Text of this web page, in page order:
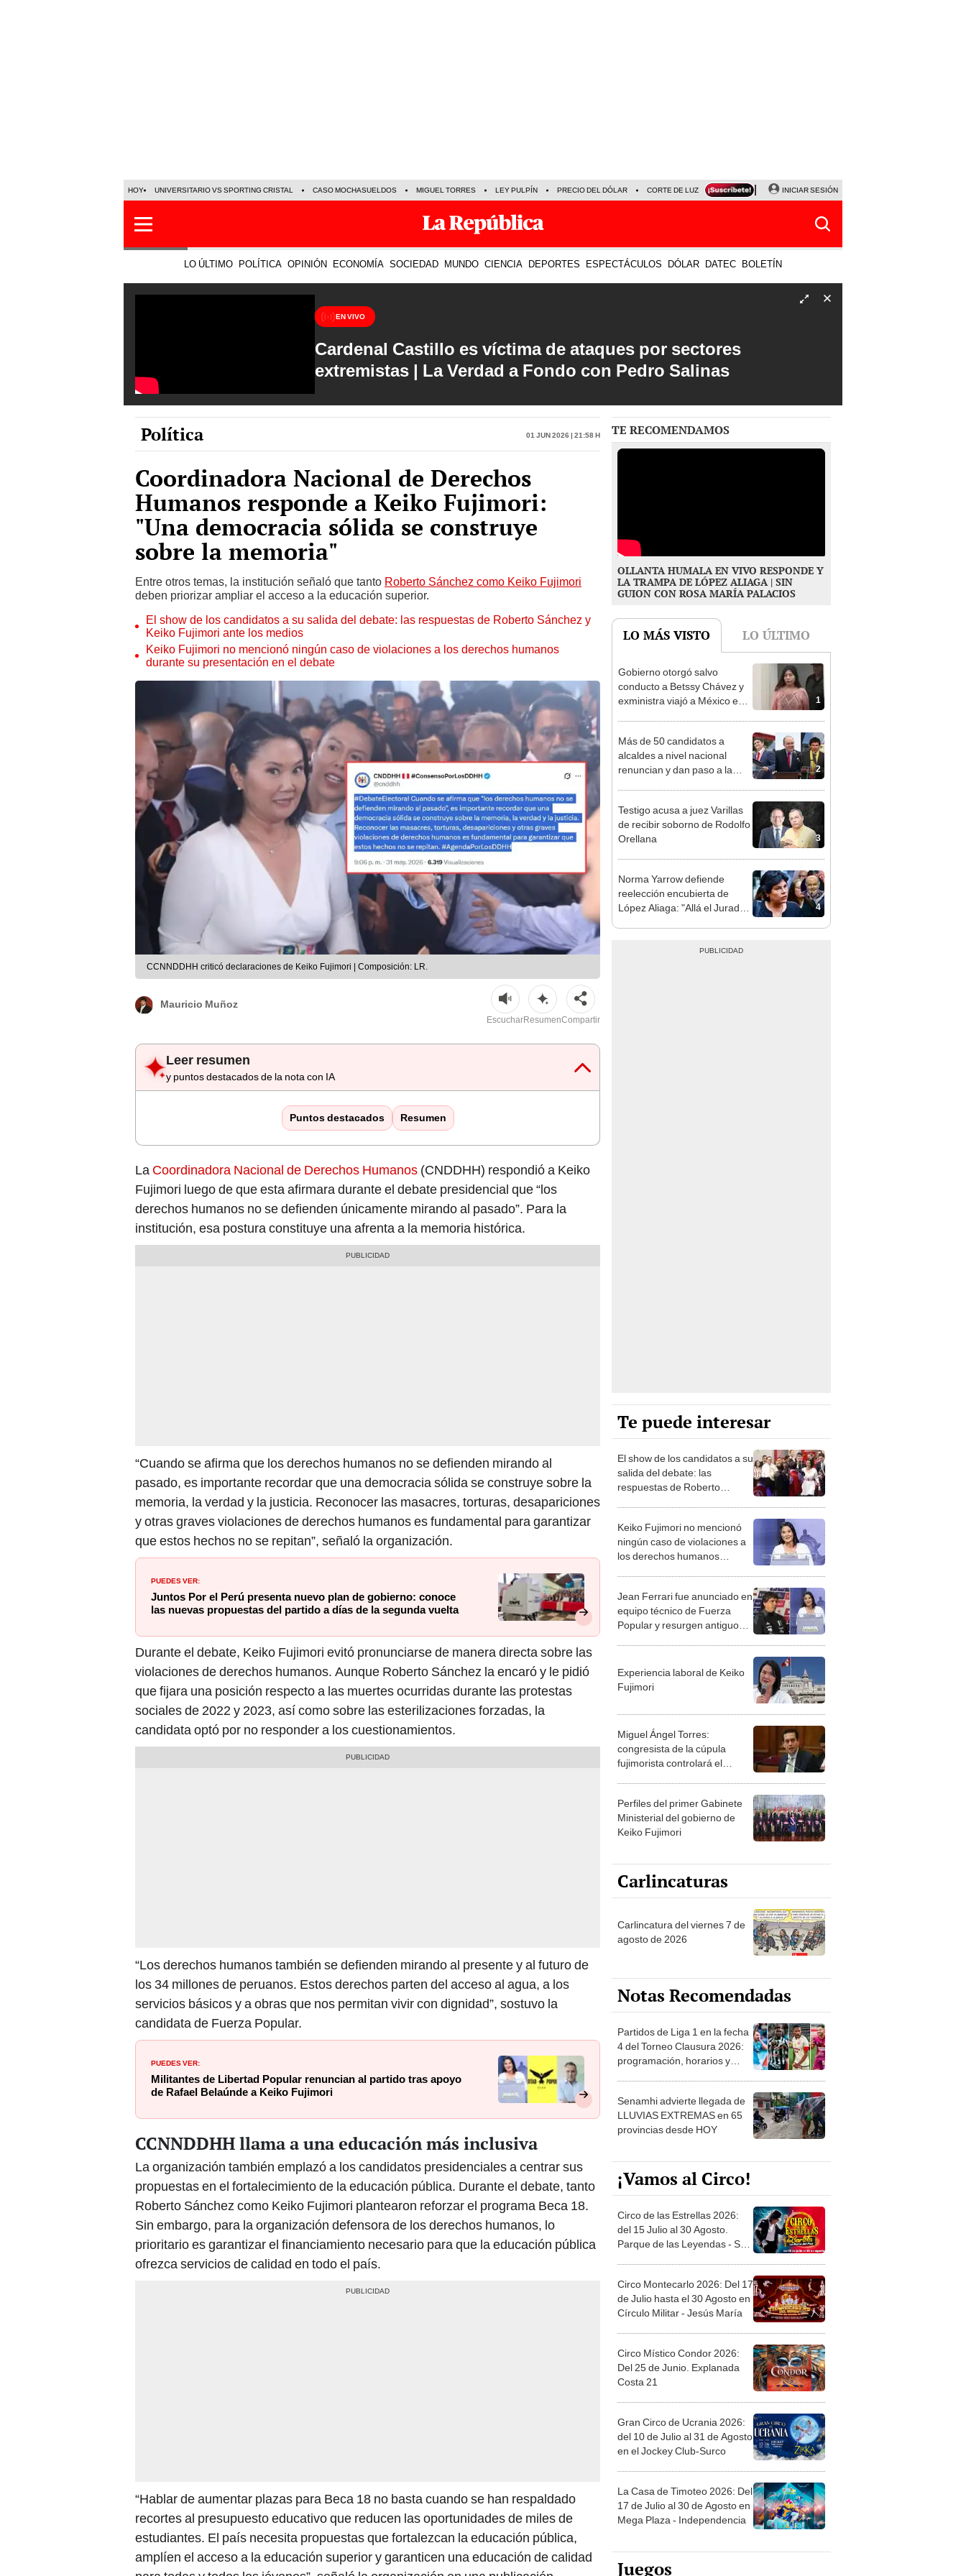
HOY UNIVERSITARIO VS SPORTING CRISTAL CASO MOCHASUELDOS MIGUEL TORRES LEY PULPÍN PRECIO DEL DÓLAR CORTE DE LUZ VIERNES 7 DE AGOSTO ALBERTO BENAVIDES
INICIAR SESIÓN
LO ÚLTIMO POLÍTICA OPINIÓN ECONOMÍA SOCIEDAD MUNDO CIENCIA DEPORTES ESPECTÁCULOS DÓLAR DATEC BOLETÍN
EN VIVO
Cardenal Castillo es víctima de ataques por sectores
extremistas | La Verdad a Fondo con Pedro Salinas
Política 01 Jun 2026 | 21:58 h
Coordinadora Nacional de Derechos
Humanos responde a Keiko Fujimori:
"Una democracia sólida se construye
sobre la memoria"
Entre otros temas, la institución señaló que tanto Roberto Sánchez como Keiko Fujimori
deben priorizar ampliar el acceso a la educación superior.
El show de los candidatos a su salida del debate: las respuestas de Roberto Sánchez y
Keiko Fujimori ante los medios
Keiko Fujimori no mencionó ningún caso de violaciones a los derechos humanos
durante su presentación en el debate
CCNNDDHH criticó declaraciones de Keiko Fujimori | Composición: LR.
Mauricio Muñoz
EscucharResumenCompartir
Leer resumen
y puntos destacados de la nota con IA
Puntos destacados Resumen
La Coordinadora Nacional de Derechos Humanos (CNDDHH) respondió a Keiko
Fujimori luego de que esta afirmara durante el debate presidencial que “los
derechos humanos no se defienden únicamente mirando al pasado”. Para la
institución, esa postura constituye una afrenta a la memoria histórica.
“Cuando se afirma que los derechos humanos no se defienden mirando al
pasado, es importante recordar que una democracia sólida se construye sobre la
memoria, la verdad y la justicia. Reconocer las masacres, torturas, desapariciones
y otras graves violaciones de derechos humanos es fundamental para garantizar
que estos hechos no se repitan”, señaló la organización.
PUEDES VER:
Juntos Por el Perú presenta nuevo plan de gobierno: conoce
las nuevas propuestas del partido a días de la segunda vuelta
Durante el debate, Keiko Fujimori evitó pronunciarse de manera directa sobre las
violaciones de derechos humanos. Aunque Roberto Sánchez la encaró y le pidió
que fijara una posición respecto a las muertes ocurridas durante las protestas
sociales de 2022 y 2023, así como sobre las esterilizaciones forzadas, la
candidata optó por no responder a los cuestionamientos.
“Los derechos humanos también se defienden mirando al presente y al futuro de
los 34 millones de peruanos. Estos derechos parten del acceso al agua, a los
servicios básicos y a obras que nos permitan vivir con dignidad”, sostuvo la
candidata de Fuerza Popular.
PUEDES VER:
Militantes de Libertad Popular renuncian al partido tras apoyo
de Rafael Belaúnde a Keiko Fujimori
CCNNDDHH llama a una educación más inclusiva
La organización también emplazó a los candidatos presidenciales a centrar sus
propuestas en el fortalecimiento de la educación pública. Durante el debate, tanto
Roberto Sánchez como Keiko Fujimori plantearon reforzar el programa Beca 18.
Sin embargo, para la organización defensora de los derechos humanos, lo
prioritario es garantizar el financiamiento necesario para que la educación pública
ofrezca servicios de calidad en todo el país.
“Hablar de aumentar plazas para Beca 18 no basta cuando se han respaldado
recortes al presupuesto educativo que reducen las oportunidades de miles de
estudiantes. El país necesita propuestas que fortalezcan la educación pública,
amplíen el acceso a la educación superior y garanticen una educación de calidad
TE RECOMENDAMOS
OLLANTA HUMALA EN VIVO RESPONDE Y
LA TRAMPA DE LÓPEZ ALIAGA | SIN
GUION CON ROSA MARÍA PALACIOS
LO MÁS VISTO LO ÚLTIMO
1
Gobierno otorgó salvo
conducto a Betssy Chávez y
exministra viajó a México en
2
Más de 50 candidatos a
alcaldes a nivel nacional
renuncian y dan paso a la
3
Testigo acusa a juez Varillas
de recibir soborno de Rodolfo
Orellana
4
Norma Yarrow defiende
reelección encubierta de
López Aliaga: "Allá el Jurado
Te puede interesar
El show de los candidatos a su
salida del debate: las
respuestas de Roberto
Keiko Fujimori no mencionó
ningún caso de violaciones a
los derechos humanos
Jean Ferrari fue anunciado en
equipo técnico de Fuerza
Popular y resurgen antiguos
Experiencia laboral de Keiko
Fujimori
Miguel Ángel Torres:
congresista de la cúpula
fujimorista controlará el
Perfiles del primer Gabinete
Ministerial del gobierno de
Keiko Fujimori
Carlincaturas
Carlincatura del viernes 7 de
agosto de 2026
Notas Recomendadas
Partidos de Liga 1 en la fecha
4 del Torneo Clausura 2026:
programación, horarios y
Senamhi advierte llegada de
LLUVIAS EXTREMAS en 65
provincias desde HOY
¡Vamos al Circo!
Circo de las Estrellas 2026:
del 15 Julio al 30 Agosto.
Parque de las Leyendas - San
Circo Montecarlo 2026: Del 17
de Julio hasta el 30 Agosto en
Círculo Militar - Jesús María
Circo Místico Condor 2026:
Del 25 de Junio. Explanada
Costa 21
Gran Circo de Ucrania 2026:
del 10 de Julio al 31 de Agosto
en el Jockey Club-Surco
La Casa de Timoteo 2026: Del
17 de Julio al 30 de Agosto en
Mega Plaza - Independencia
Juegos